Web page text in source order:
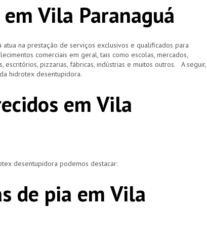
Vila Paranaguá
na prestação de serviços exclusivos e qualificados para
comerciais em geral, tais como escolas, mercados,
escritórios, pizzarias, fábricas, indústrias e muitos outros. A seguir,
hidrotex desentupidora.
em Vila
desentupidora podemos destacar:
de pia em Vila